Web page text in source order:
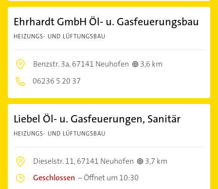
Ehrhardt GmbH Öl- u. Gasfeuerungsbau
HEIZUNGS- UND LÜFTUNGSBAU
Benzstr. 3a,67141 Neuhofen
3,6 km
06236 5 20 37
Liebel Öl- u. Gasfeuerungen, Sanitär
HEIZUNGS- UND LÜFTUNGSBAU
Dieselstr. 11,67141 Neuhofen
3,7 km
Geschlossen –Öffnet um 10:30